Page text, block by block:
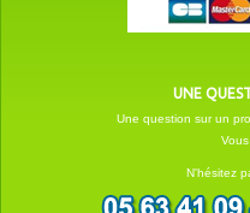
UNE
Une question sur un
N'hésitez